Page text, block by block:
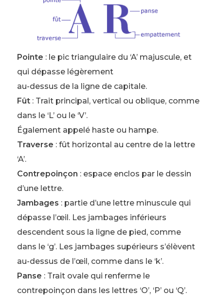
Pointe : le pic triangulaire du ‘A’ majuscule, et
qui dépasse légèrement
au-dessus de la ligne de capitale.
Fût : Trait principal, vertical ou oblique, comme
dans le ‘L’ ou le ‘V’.
Également appelé haste ou hampe.
Traverse : fût horizontal au centre de la lettre
‘A’.
Contrepoinçon : espace enclos par le dessin
d’une lettre.
Jambages : partie d’une lettre minuscule qui
dépasse l’œil. Les jambages inférieurs
descendent sous la ligne de pied, comme
dans le ‘g’. Les jambages supérieurs s’élèvent
au-dessus de l’œil, comme dans le ‘k’.
Panse : Trait ovale qui renferme le
contrepoinçon dans les lettres ‘O’, ‘P’ ou ‘Q’.